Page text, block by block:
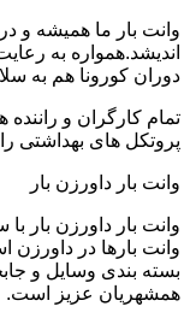
وانت بار ما همیشه و
اندیشد.همواره به
دوران کورونا هم به
تمام کارگران و
پروتکل های بهداشتی
وانت بار داورزن بار
وانت بار داورزن بار
وانت بارها در
بسته بندی وسایل و
همشهریان عزیز است.